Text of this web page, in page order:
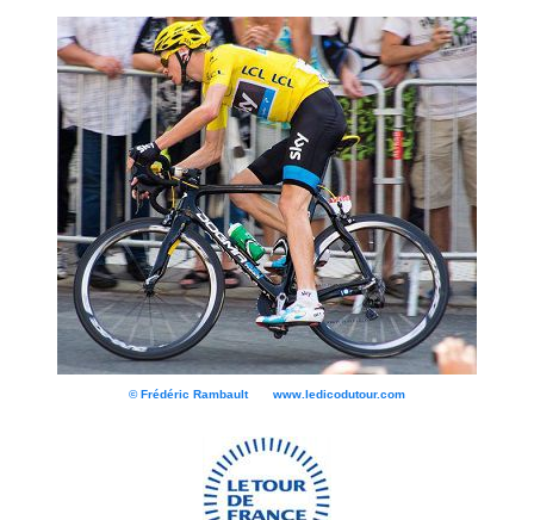
© Frédéric Rambault www.ledicodutour.com